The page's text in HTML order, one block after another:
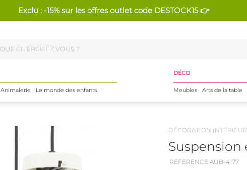
Exclu : -15% sur les offres outlet code DESTOCK15 👉
Animalerie Le monde des enfants
DÉCO
Meubles Arts de la table
DÉCORATION
REFERENCE AUB-4177